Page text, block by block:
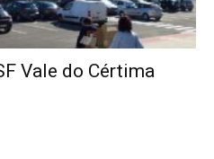
Vale do Cértima